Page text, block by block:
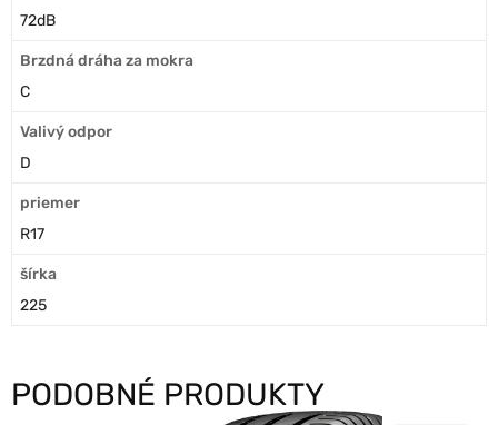
72dB
Brzdná dráha za mokra
C
Valivý odpor
D
priemer
R17
šírka
225
PODOBNÉ PRODUKTY